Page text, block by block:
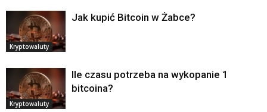
Kryptowaluty
Jak kupić Bitcoin w Żabce?
Kryptowaluty
Ile czasu potrzeba na wykopanie 1
bitcoina?